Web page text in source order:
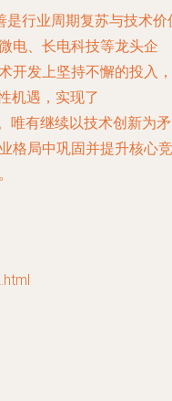
是行业周期复苏与技术价
电、长电科技等龙头企
开发上坚持不懈的投入，
机遇，实现了
唯有继续以技术创新为
格局中巩固并提升核心竞